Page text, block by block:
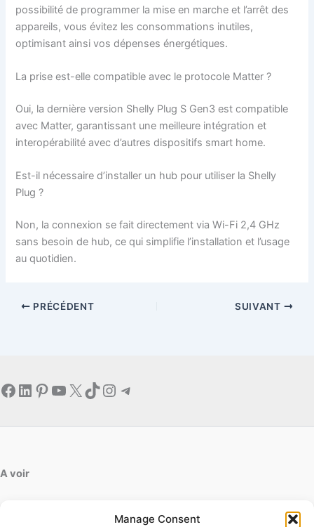
Manage Consent
possibilité de programmer la mise en marche et l’arrêt des
appareils, vous évitez les consommations inutiles,
optimisant ainsi vos dépenses énergétiques.
La prise est-elle compatible avec le protocole Matter ?
Oui, la dernière version Shelly Plug S Gen3 est compatible
avec Matter, garantissant une meilleure intégration et
interopérabilité avec d’autres dispositifs smart home.
Est-il nécessaire d’installer un hub pour utiliser la Shelly
Plug ?
Non, la connexion se fait directement via Wi-Fi 2,4 GHz
sans besoin de hub, ce qui simplifie l’installation et l’usage
au quotidien.
PRÉCÉDENT SUIVANT
Facebook
LinkedIn
Pinterest
YouTube
X TikTok
Instagram
Telegram
A voir